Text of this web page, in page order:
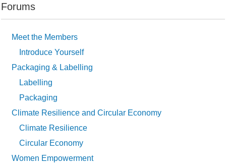
Forums
Meet the Members
Introduce Yourself
Packaging & Labelling
Labelling
Packaging
Climate Resilience and Circular Economy
Climate Resilience
Circular Economy
Women Empowerment